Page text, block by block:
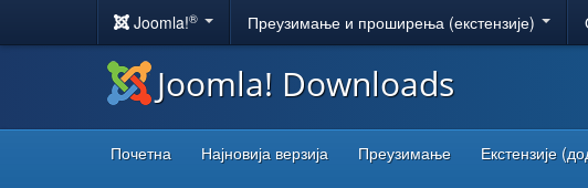
Joomla!® Преузимање и проширења (екстензије)
Joomla! Downloads
Почетна Најновија верзија Преузимање Екстензије